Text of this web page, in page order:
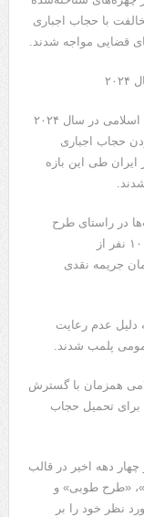
با حجاب اجباری
قضایی مواجه شدند.
مجموعه حقوق بشری هرانا گزارش داد جمهوری اسلامی در سال ۲۰۲۴
نکردن حجاب اجباری
طبق این گزارش، ۶۴۴ زن در ایران طی این بازه
این بازداشت‌ها در راستای طرح
موسوم به «نور» صورت گرفت، نوشت دست‌کم ۱۰ نفر از
حبس و ۱۴ میلیون تومان جریمه نقدی
واحد صنفی به دلیل عدم رعایت
پلمب شدند.
همزمان با گسترش
برای تحمیل حجاب
دهه اخیر در قالب
«طرح طوبی» و
نظر خود را بر